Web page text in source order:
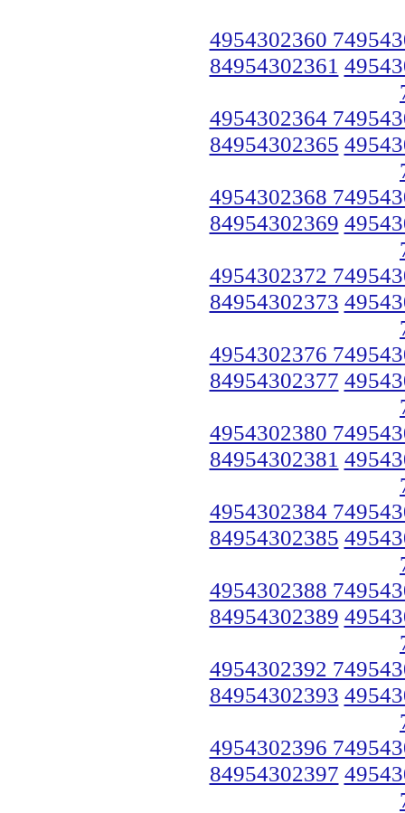
4954302360
84954302361
4954302364
84954302365
4954302368
84954302369
4954302372
84954302373
4954302376
84954302377
4954302380
84954302381
4954302384
84954302385
4954302388
84954302389
4954302392
84954302393
4954302396
84954302397